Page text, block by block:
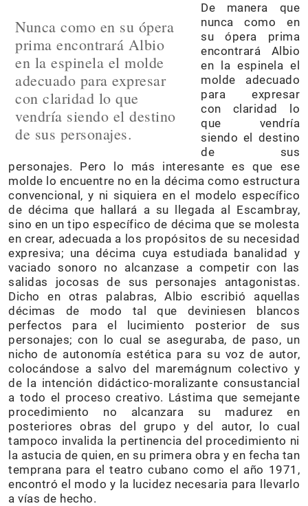
Nunca como en su ópera
prima encontrará Albio
en la espinela el molde
adecuado para expresar
con claridad lo que
vendría siendo el destino
de sus personajes.
De manera que
nunca como en
su ópera prima
encontrará Albio
en la espinela el
molde adecuado
para expresar
con claridad lo
que vendría
siendo el destino
de sus
personajes. Pero lo más interesante es que ese
molde lo encuentre no en la décima como estructura
convencional, y ni siquiera en el modelo específico
de décima que hallará a su llegada al Escambray,
sino en un tipo específico de décima que se molesta
en crear, adecuada a los propósitos de su necesidad
expresiva; una décima cuya estudiada banalidad y
vaciado sonoro no alcanzase a competir con las
salidas jocosas de sus personajes antagonistas.
Dicho en otras palabras, Albio escribió aquellas
décimas de modo tal que deviniesen blancos
perfectos para el lucimiento posterior de sus
personajes; con lo cual se aseguraba, de paso, un
nicho de autonomía estética para su voz de autor,
colocándose a salvo del maremágnum colectivo y
de la intención didáctico-moralizante consustancial
a todo el proceso creativo. Lástima que semejante
procedimiento no alcanzara su madurez en
posteriores obras del grupo y del autor, lo cual
tampoco invalida la pertinencia del procedimiento ni
la astucia de quien, en su primera obra y en fecha tan
temprana para el teatro cubano como el año 1971,
encontró el modo y la lucidez necesaria para llevarlo
a vías de hecho.